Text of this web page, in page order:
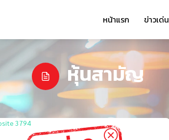
หน้าแรก ข่าวเด่น
หุ้นสามัญ